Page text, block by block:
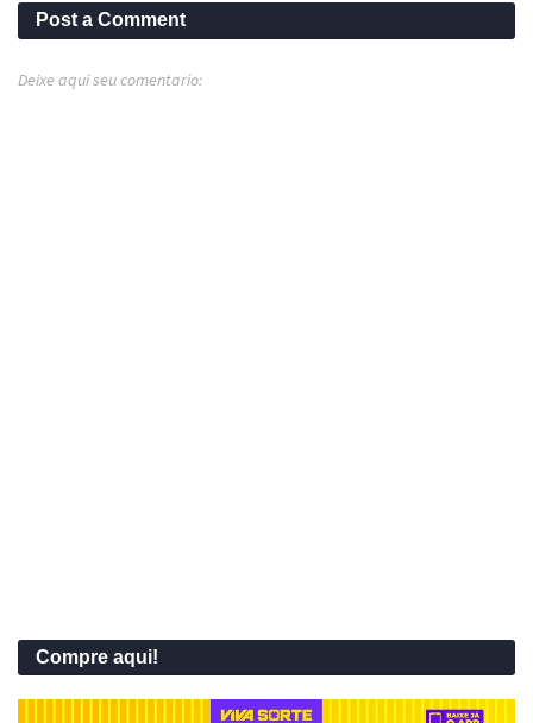
Post a Comment
Deixe aqui seu comentario:
Compre aqui!